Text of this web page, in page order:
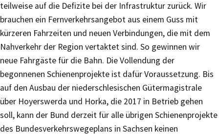
teilweise auf die Defizite bei der Infrastruktur zurück. Wir
brauchen ein Fernverkehrsangebot aus einem Guss mit
kürzeren Fahrzeiten und neuen Verbindungen, die mit dem
Nahverkehr der Region vertaktet sind. So gewinnen wir
neue Fahrgäste für die Bahn. Die Vollendung der
begonnenen Schienenprojekte ist dafür Voraussetzung. Bis
auf den Ausbau der niederschlesischen Gütermagistrale
über Hoyerswerda und Horka, die 2017 in Betrieb gehen
soll, kann der Bund derzeit für alle übrigen Schienenprojekte
des Bundesverkehrswegeplans in Sachsen keinen